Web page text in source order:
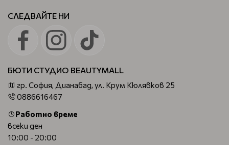
СЛЕДВАЙТЕ НИ
БЮТИ СТУДИО BEAUTYMALL
гр. София, Дианабад, ул. Крум Кюлявков 25
0886616467
Работно време
всеки ден
10:00 - 20:00